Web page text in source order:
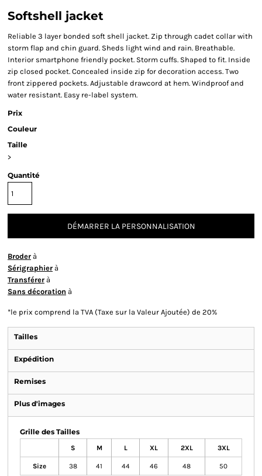
Softshell jacket
Reliable 3 layer bonded soft shell jacket. Zip through cadet collar with
storm flap and chin guard. Sheds light wind and rain. Breathable.
Interior smartphone friendly pocket. Storm cuffs. Shaped to fit. Inside
zip closed pocket. Concealed inside zip for decoration access. Two
front zippered pockets. Adjustable drawcord at hem. Windproof and
water resistant. Easy re-label system.
Prix
Couleur
Taille
>
Quantité
DÉMARRER LA PERSONNALISATION
Broder à
Sérigraphier à
Transférer à
Sans décoration à
*le prix comprend la TVA (Taxe sur la Valeur Ajoutée) de 20%
Tailles
Expédition
Remises
Plus d'images
Grille des Tailles
S M L XL 2XL 3XL
Size 38 41 44 46 48 50